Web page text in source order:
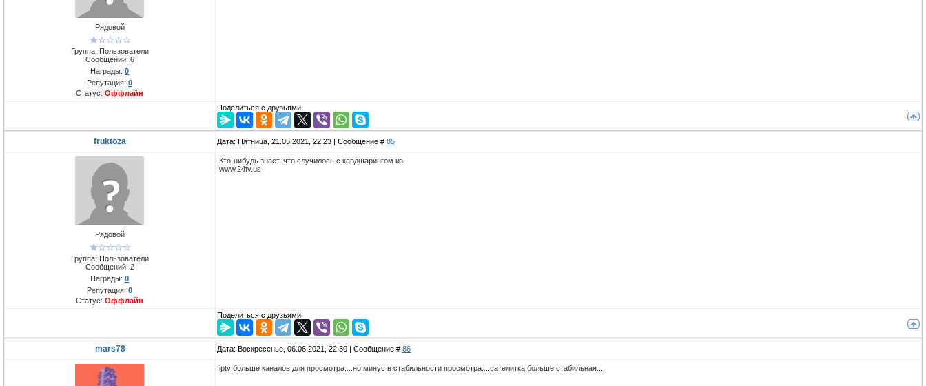
Рядовой
Группа: Пользователи
Сообщений: 6
Награды: 0
Репутация: 0
Статус: Оффлайн
Поделиться с друзьями:
fruktoza Дата: Пятница, 21.05.2021, 22:23 | Сообщение # 85
Рядовой
Группа: Пользователи
Сообщений: 2
Награды: 0
Репутация: 0
Статус: Оффлайн
Кто-нибудь знает, что случилось с кардшарингом из
www.24tv.us
Поделиться с друзьями:
mars78 Дата: Воскресенье, 06.06.2021, 22:30 | Сообщение # 86
iptv больше каналов для просмотра....но минус в стабильности просмотра....сателитка больше стабильная....